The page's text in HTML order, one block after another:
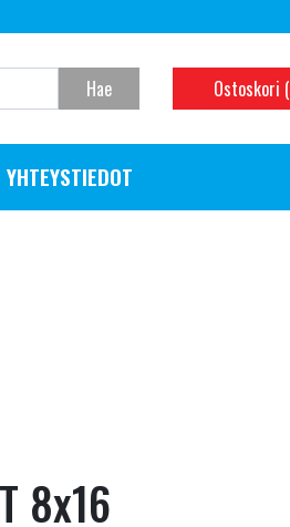
Hae Ostoskori (
YHTEYSTIEDOT
8x16